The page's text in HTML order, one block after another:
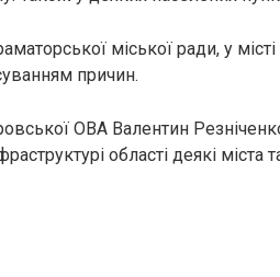
міської ради, у
причин.
ОВА Валентин
області деякі